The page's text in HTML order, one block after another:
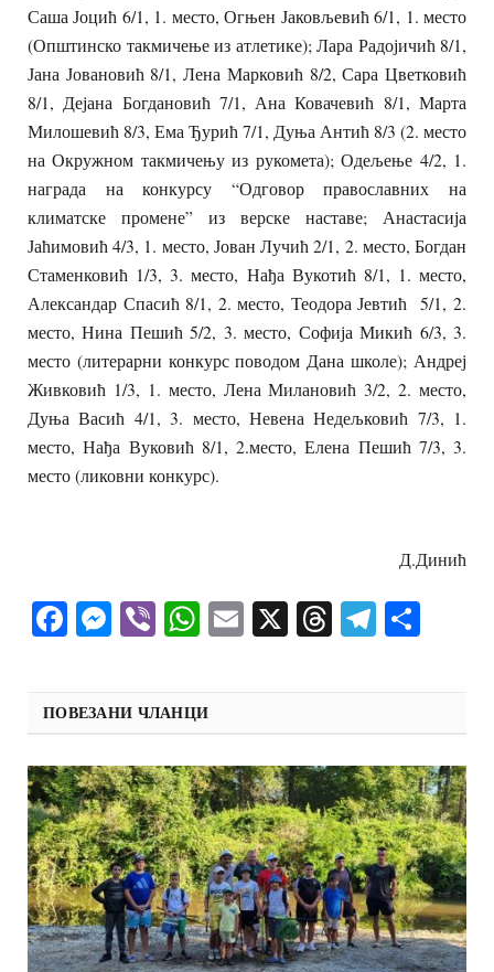
Саша Јоцић 6/1, 1. место, Огњен Јаковљевић 6/1, 1. место
(Општинско такмичење из атлетике); Лара Радојичић 8/1,
Јана Јовановић 8/1, Лена Марковић 8/2, Сара Цветковић
8/1, Дејана Богдановић 7/1, Ана Ковачевић 8/1, Марта
Милошевић 8/3, Ема Ђурић 7/1, Дуња Антић 8/3 (2. место
на Окружном такмичењу из рукомета); Одељење 4/2, 1.
награда на конкурсу “Одговор православних на
климатске промене” из верске наставе; Анастасија
Јаћимовић 4/3, 1. место, Јован Лучић 2/1, 2. место, Богдан
Стаменковић 1/3, 3. место, Нађа Вукотић 8/1, 1. место,
Александар Спасић 8/1, 2. место, Теодора Јевтић 5/1, 2.
место, Нина Пешић 5/2, 3. место, Софија Микић 6/3, 3.
место (литерарни конкурс поводом Дана школе); Андреј
Живковић 1/3, 1. место, Лена Милановић 3/2, 2. место,
Дуња Васић 4/1, 3. место, Невена Недељковић 7/3, 1.
место, Нађа Вуковић 8/1, 2.место, Елена Пешић 7/3, 3.
место (ликовни конкурс).
Д.Динић
Facebook
Messenger
ViberWhatsApp
Email
X Threads
ПОВЕЗАНИ ЧЛАНЦИ